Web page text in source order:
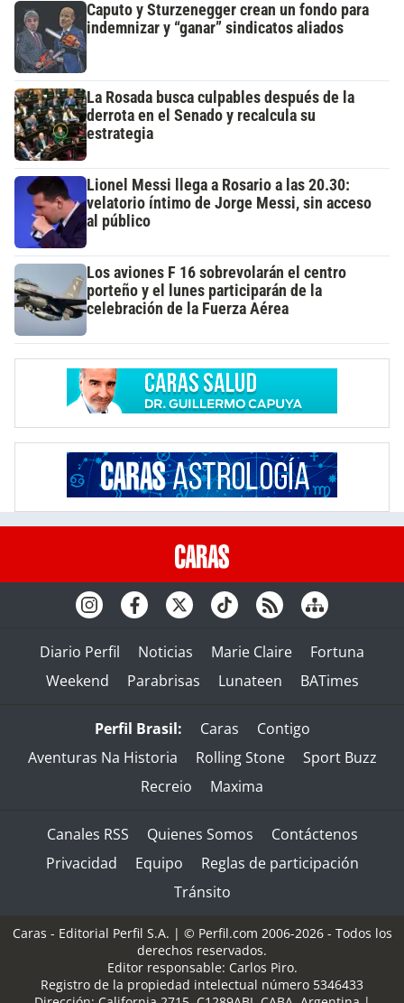
Caputo y Sturzenegger crean un fondo para
indemnizar y “ganar” sindicatos aliados
La Rosada busca culpables después de la
derrota en el Senado y recalcula su
estrategia
Lionel Messi llega a Rosario a las 20.30:
velatorio íntimo de Jorge Messi, sin acceso
al público
Los aviones F 16 sobrevolarán el centro
porteño y el lunes participarán de la
celebración de la Fuerza Aérea
Diario Perfil Noticias Marie Claire
Fortuna
Weekend
Parabrisas Lunateen BATimes
Perfil Brasil: Caras
Contigo
Aventuras Na Historia
Rolling Stone
Sport Buzz
Recreio
Maxima
Canales RSS Quienes Somos
Contáctenos
Privacidad
Equipo
Reglas de participación
Tránsito
Caras - Editorial Perfil S.A. | © Perfil.com 2006-2026 - Todos los
derechos reservados.
Editor responsable: Carlos Piro.
Registro de la propiedad intelectual número 5346433